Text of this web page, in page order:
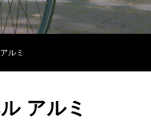
ルミ
アルミ